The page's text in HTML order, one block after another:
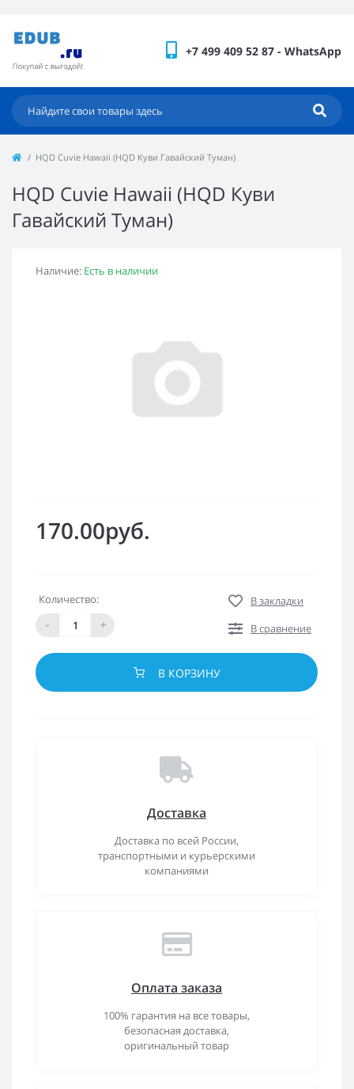
+7 499 409 52 87 - WhatsApp
HQD Cuvie Hawaii (HQD Куви Гавайский Туман)
HQD Cuvie Hawaii (HQD Куви
Гавайский Туман)
Наличие: Есть в наличии
170.00руб.
Количество:
-
+
В закладки
В сравнение
В КОРЗИНУ
Доставка
Доставка по всей России,
транспортными и курьерскими
компаниями
Оплата заказа
100% гарантия на все товары,
безопасная доставка,
оригинальный товар